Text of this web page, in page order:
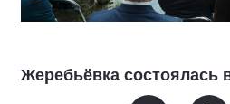
Жеребьёвка состоялась